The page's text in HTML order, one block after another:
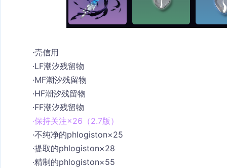
·壳信用
·LF潮汐残留物
·MF潮汐残留物
·HF潮汐残留物
·FF潮汐残留物
·保持关注×26（2.7版）
·不纯净的phlogiston×25
·提取的phlogiston×28
·精制的phlogiston×55